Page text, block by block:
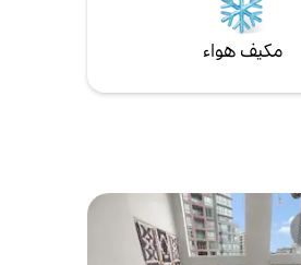
مكيف هواء